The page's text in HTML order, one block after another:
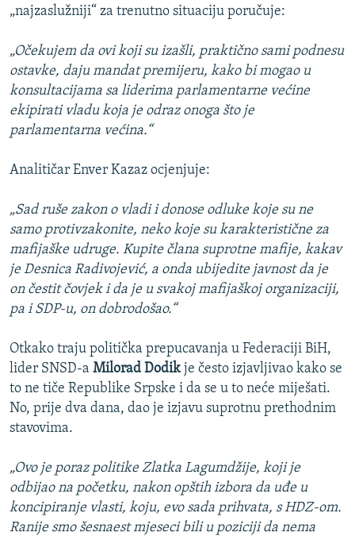
„najzaslužniji“ za trenutno situaciju poručuje:
„Očekujem da ovi koji su izašli, praktično sami podnesu
ostavke, daju mandat premijeru, kako bi mogao u
konsultacijama sa liderima parlamentarne većine
ekipirati vladu koja je odraz onoga što je
parlamentarna većina.“
Analitičar Enver Kazaz ocjenjuje:
„Sad ruše zakon o vladi i donose odluke koje su ne
samo protivzakonite, neko koje su karakteristične za
mafijaške udruge. Kupite člana suprotne mafije, kakav
je Desnica Radivojević, a onda ubijedite javnost da je
on čestit čovjek i da je u svakoj mafijaškoj organizaciji,
pa i SDP-u, on dobrodošao.“
Otkako traju politička prepucavanja u Federaciji BiH,
lider SNSD-a Milorad Dodikje često izjavljivao kako se
to ne tiče Republike Srpske i da se u to neće miješati.
No, prije dva dana, dao je izjavu suprotnu prethodnim
stavovima.
„Ovo je poraz politike Zlatka Lagumdžije, koji je
odbijao na početku, nakon opštih izbora da uđe u
koncipiranje vlasti, koju, evo sada prihvata, s HDZ-om.
Ranije smo šesnaest mjeseci bili u poziciji da nema